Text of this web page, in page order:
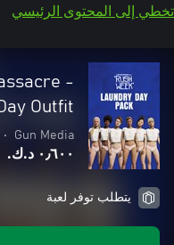
تخطي إلى المحتوى الرئيسي
-
Outfit
Gun Media
•
٠٫٦٠٠ د.ك.‏
يتطلب توفر لعبة